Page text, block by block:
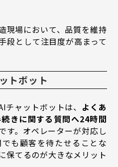
現場において、品質を維持
段として注目度が高まって
トボット
ャットボットは、 よくあ
きに関する質問へ24時間
す。オペレーターが対応し
も顧客を待たせることな
保てるのが大きなメリット